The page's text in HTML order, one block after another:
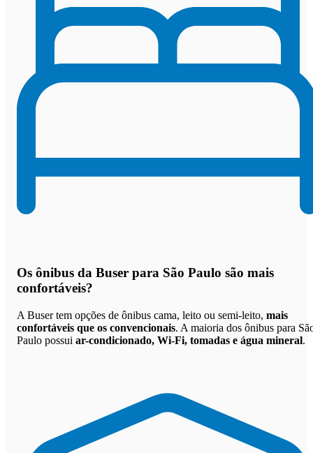
Os ônibus da Buser para São Paulo são mais
confortáveis?
A Buser tem opções de ônibus cama, leito ou semi-leito, mais
confortáveis que os convencionais. A maioria dos ônibus para
Paulo possui ar-condicionado, Wi-Fi, tomadas e água mineral.